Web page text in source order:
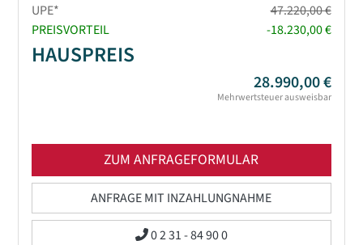
UPE*
47.220,00 €
PREISVORTEIL
-18.230,00 €
HAUSPREIS
28.990,00 €
Mehrwertsteuer ausweisbar
ZUM ANFRAGEFORMULAR
ANFRAGE MIT INZAHLUNGNAHME
0 2 31 - 84 90 0